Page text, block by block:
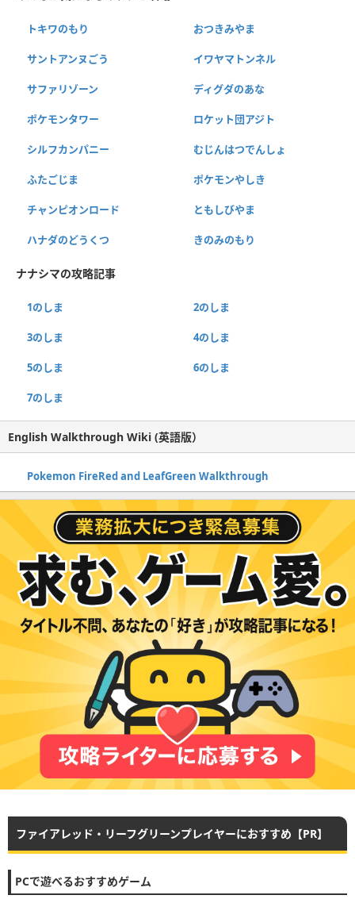
トキワのもり おつきみやま
サントアンヌごう イワヤマトンネル
サファリゾーン ディグダのあな
ポケモンタワー ロケット団アジト
シルフカンパニー むじんはつでんしょ
ふたごじま ポケモンやしき
チャンピオンロード ともしびやま
ハナダのどうくつ きのみのもり
ナナシマの攻略記事
1のしま 2のしま
3のしま 4のしま
5のしま 6のしま
7のしま
English Walkthrough Wiki (英語版）
Pokemon FireRed and LeafGreen Walkthrough
ファイアレッド・リーフグリーンプレイヤーにおすすめ【PR】
PCで遊べるおすすめゲーム